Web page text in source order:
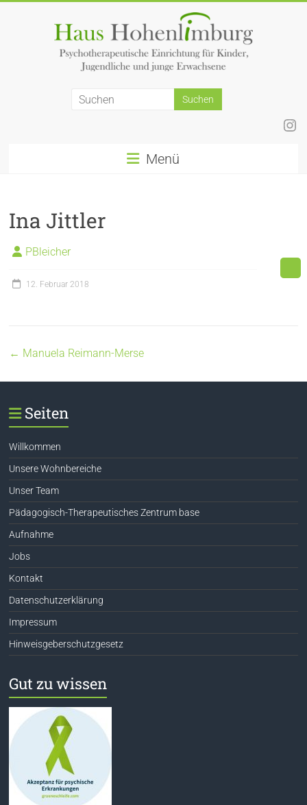
Menü
Ina Jittler
PBleicher
12. Februar 2018
← Manuela Reimann-Merse
Seiten
Willkommen
Unsere Wohnbereiche
Unser Team
Pädagogisch-Therapeutisches Zentrum base
Aufnahme
Jobs
Kontakt
Datenschutzerklärung
Impressum
Hinweisgeberschutzgesetz
Gut zu wissen